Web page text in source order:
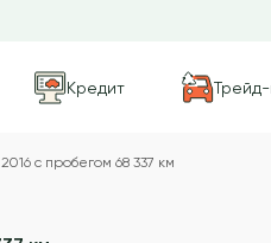
Кредит
с пробегом 68 337 км